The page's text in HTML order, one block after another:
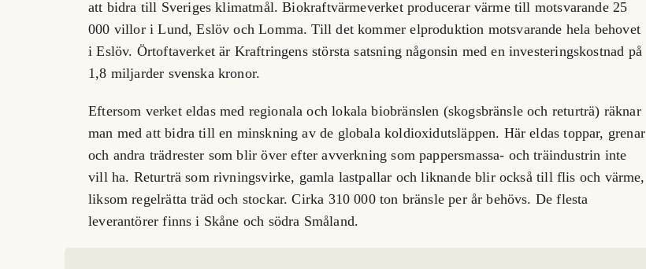
att bidra till Sveriges klimatmål. Biokraftvärmeverket producerar värme till motsvarande 25
000 villor i Lund, Eslöv och Lomma. Till det kommer elproduktion motsvarande hela behovet
i Eslöv. Örtoftaverket är Kraftringens största satsning någonsin med en investeringskostnad på
1,8 miljarder svenska kronor.
Eftersom verket eldas med regionala och lokala biobränslen (skogsbränsle och returträ) räknar
man med att bidra till en minskning av de globala koldioxidutsläppen. Här eldas toppar, grenar
och andra trädrester som blir över efter avverkning som pappersmassa- och träindustrin inte
vill ha. Returträ som rivningsvirke, gamla lastpallar och liknande blir också till flis och värme,
liksom regelrätta träd och stockar. Cirka 310 000 ton bränsle per år behövs. De flesta
leverantörer finns i Skåne och södra Småland.